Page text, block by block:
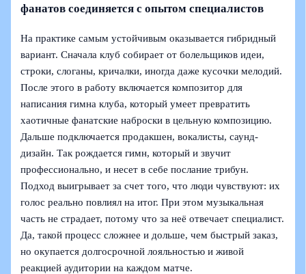
фанатов соединяется с опытом специалистов
На практике самым устойчивым оказывается гибридный
вариант. Сначала клуб собирает от болельщиков идеи,
строки, слоганы, кричалки, иногда даже кусочки мелодий.
После этого в работу включается композитор для
написания гимна клуба, который умеет превратить
хаотичные фанатские наброски в цельную композицию.
Дальше подключается продакшен, вокалисты, саунд-
дизайн. Так рождается гимн, который и звучит
профессионально, и несет в себе послание трибун.
Подход выигрывает за счет того, что люди чувствуют: их
голос реально повлиял на итог. При этом музыкальная
часть не страдает, потому что за неё отвечает специалист.
Да, такой процесс сложнее и дольше, чем быстрый заказ,
но окупается долгосрочной лояльностью и живой
реакцией аудитории на каждом матче.